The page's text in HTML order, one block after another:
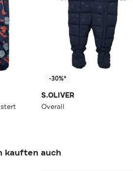
-30%*
S.OLIVER
Overall
kauften auch